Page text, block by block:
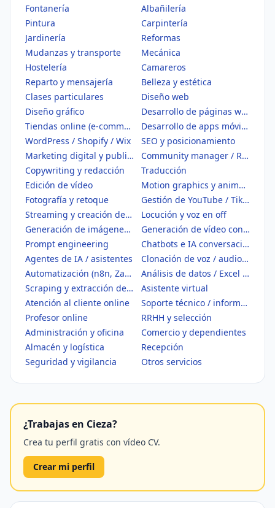
Fontanería
Albañilería
Pintura
Carpintería
Jardinería
Reformas
Mudanzas y transporte
Mecánica
Hostelería
Camareros
Reparto y mensajería
Belleza y estética
Clases particulares
Diseño web
Diseño gráfico
Desarrollo de páginas web
Tiendas online (e-commerce)
Desarrollo de apps móviles
WordPress / Shopify / Wix
SEO y posicionamiento
Marketing digital y publicidad
Community manager / Redes sociales
Copywriting y redacción
Traducción
Edición de vídeo
Motion graphics y animación
Fotografía y retoque
Gestión de YouTube / TikTok
Streaming y creación de contenido
Locución y voz en off
Generación de imágenes con IA
Generación de vídeo con IA
Prompt engineering
Chatbots e IA conversacional
Agentes de IA / asistentes
Clonación de voz / audio IA
Automatización (n8n, Zapier, Make)
Análisis de datos / Excel / BI
Scraping y extracción de datos
Asistente virtual
Atención al cliente online
Soporte técnico / informático
Profesor online
RRHH y selección
Administración y oficina
Comercio y dependientes
Almacén y logística
Recepción
Seguridad y vigilancia
Otros servicios
¿Trabajas en Cieza?
Crea tu perfil gratis con vídeo CV.
Crear mi perfil